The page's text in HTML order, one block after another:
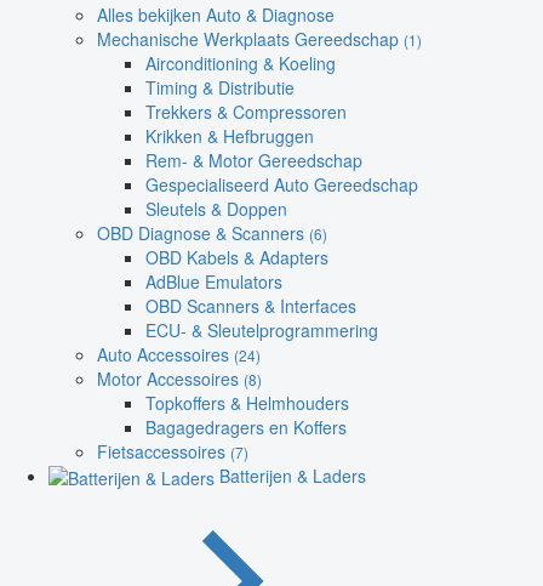
Alles bekijken Auto & Diagnose
Mechanische Werkplaats Gereedschap (1)
Airconditioning & Koeling
Timing & Distributie
Trekkers & Compressoren
Krikken & Hefbruggen
Rem- & Motor Gereedschap
Gespecialiseerd Auto Gereedschap
Sleutels & Doppen
OBD Diagnose & Scanners (6)
OBD Kabels & Adapters
AdBlue Emulators
OBD Scanners & Interfaces
ECU- & Sleutelprogrammering
Auto Accessoires (24)
Motor Accessoires (8)
Topkoffers & Helmhouders
Bagagedragers en Koffers
Fietsaccessoires (7)
Batterijen & Laders